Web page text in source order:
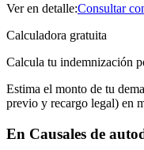
Ver en detalle:Consultar
Calculadora gratuita
Calcula tu indemnización
Estima el monto de tu
previo y recargo legal) en
En Causales de